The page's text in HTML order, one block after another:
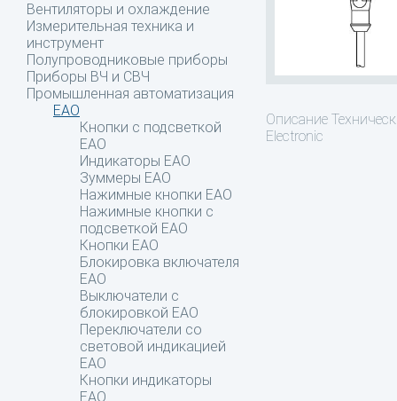
Вентиляторы и охлаждение
Измерительная техника и
инструмент
Полупроводниковые приборы
Приборы ВЧ и СВЧ
Промышленная автоматизация
EAO
Кнопки с подсветкой
EAO
Индикаторы EAO
Зуммеры EAO
Нажимные кнопки EAO
Нажимные кнопки c
подсветкой EAO
Кнопки EAO
Блокировка включателя
EAO
Выключатели с
блокировкой EAO
Переключатели со
световой индикацией
EAO
Кнопки индикаторы
EAO
Описание
Electronic